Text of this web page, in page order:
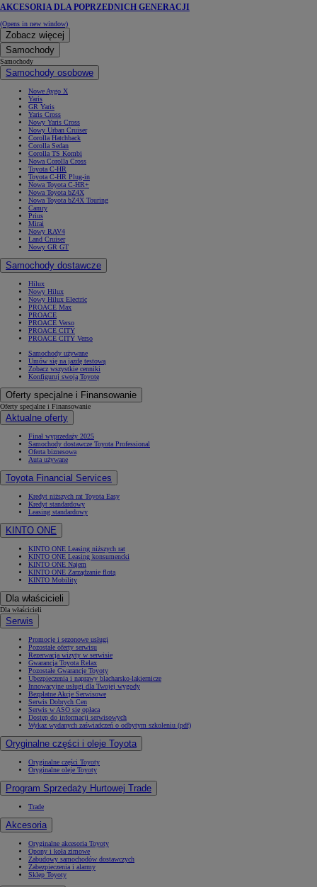
AKCESORIA DLA POPRZEDNICH GENERACJI
(Opens in new window)
Zobacz więcej
Samochody
Samochody
Samochody osobowe
Nowe Aygo X
Yaris
GR Yaris
Yaris Cross
Nowy Yaris Cross
Nowy Urban Cruiser
Corolla Hatchback
Corolla Sedan
Corolla TS Kombi
Nowa Corolla Cross
Toyota C-HR
Toyota C-HR Plug-in
Nowa Toyota C-HR+
Nowa Toyota bZ4X
Nowa Toyota bZ4X Touring
Camry
Prius
Mirai
Nowy RAV4
Land Cruiser
Nowy GR GT
Samochody dostawcze
Hilux
Nowy Hilux
Nowy Hilux Electric
PROACE Max
PROACE
PROACE Verso
PROACE CITY
PROACE CITY Verso
Samochody używane
Umów się na jazdę testową
Zobacz wszystkie cenniki
Konfiguruj swoją Toyotę
Oferty specjalne i Finansowanie
Oferty specjalne i Finansowanie
Aktualne oferty
Finał wyprzedaży 2025
Samochody dostawcze Toyota Professional
Oferta biznesowa
Auta używane
Toyota Financial Services
Kredyt niższych rat Toyota Easy
Kredyt standardowy
Leasing standardowy
KINTO ONE
KINTO ONE Leasing niższych rat
KINTO ONE Leasing konsumencki
KINTO ONE Najem
KINTO ONE Zarządzanie flotą
KINTO Mobility
Dla właścicieli
Dla właścicieli
Serwis
Promocje i sezonowe usługi
Pozostałe oferty serwisu
Rezerwacja wizyty w serwisie
Gwarancja Toyota Relax
Pozostałe Gwarancje Toyoty
Ubezpieczenia i naprawy blacharsko-lakiernicze
Innowacyjne usługi dla Twojej wygody
Bezpłatne Akcje Serwisowe
Serwis Dobrych Cen
Serwis w ASO się opłaca
Dostęp do informacji serwisowych
Wykaz wydanych zaświadczeń o odbytym szkoleniu (pdf)
Oryginalne części i oleje Toyota
Oryginalne części Toyoty
Oryginalne oleje Toyoty
Program Sprzedaży Hurtowej Trade
Trade
Akcesoria
Oryginalne akcesoria Toyoty
Opony i koła zimowe
Zabudowy samochodów dostawczych
Zabezpieczenia i alarmy
Sklep Toyoty